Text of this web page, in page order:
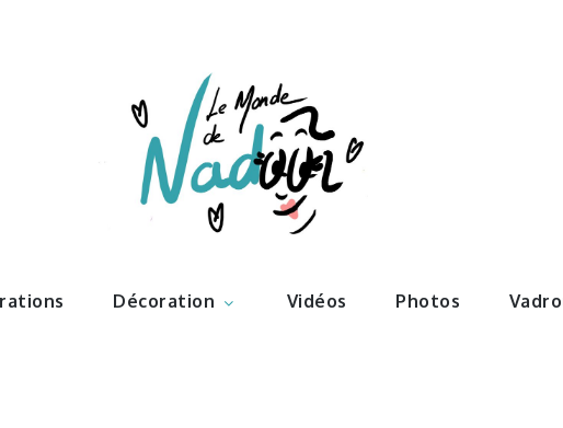
– le
Nadoo
Décoration Vidéos Photos